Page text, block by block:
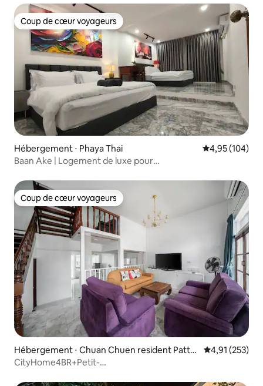
Coup de cœur voyageurs
Coup de cœur voyageurs
Hébergement ⋅ Phaya Thai Évaluation
4,95 (104)
Baan Ake | Logement de luxe pour
Coup de cœur voyageurs
Coup de cœur voyageurs
Hébergement ⋅ Chuan Chuen resident Patta
nakarn 45/57 soi Pattanakarn 57 Pattanakarn
Évaluation
4,91 (253)
CityHome4BR+Petit-